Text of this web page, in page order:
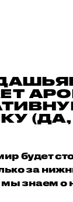
(ДА,
будет
за
мы знаем о